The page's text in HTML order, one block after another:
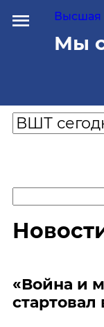
Высшая
Мы
«Война и
стартовал